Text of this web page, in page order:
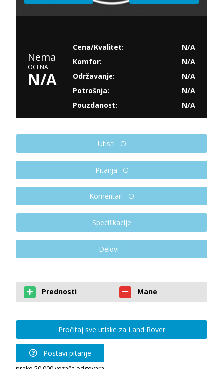
Nema
OCENA
N/A
Cena/Kvalitet:
N/A
Komfor:
N/A
Održavanje:
N/A
Potrošnja:
N/A
Pouzdanost:
N/A
Utisci
Pitanja
Komentari
Specifikacije
Delovi
Prednosti Mane
Pročitaj sve utiske za Land Rover
Postavi pitanje